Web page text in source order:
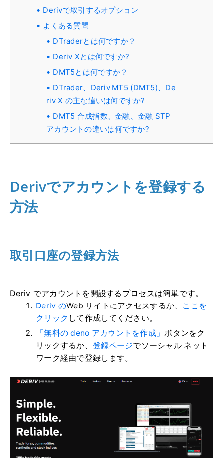
Derivで取引するオプション
よくある質問
DTraderとは何ですか？
Deriv Xとは何ですか?
DMT5とは何ですか？
DTrader、Deriv MT5 (DMT5)、De
riv X の主な違いは何ですか?
DMT5 合成指数、金融、金融 STP
アカウントの違いは何ですか?
Derivでアカウントを登録する
方法
取引口座の登録方法
Deriv でアカウントを開設するプロセスは簡単です。
Deriv のWeb サイトにアクセスするか、 ここを
クリック して作成してください。
「無料の deno アカウントを作成」ボタンをク
リックするか、 登録ページでソーシャル ネット
ワーク経由で登録します。